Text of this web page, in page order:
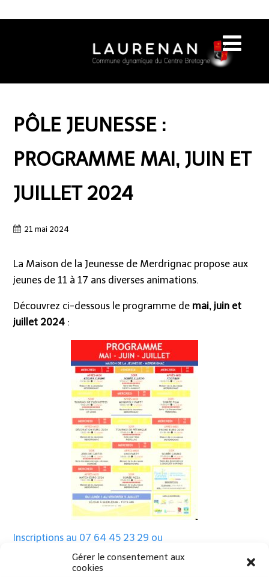
Gérer le consentement aux
cookies
PÔLE JEUNESSE :
PROGRAMME MAI, JUIN ET
JUILLET 2024
21 mai 2024
La Maison de la Jeunesse de Merdrignac propose aux
jeunes de 11 à 17 ans diverses animations.
Découvrez ci-dessous le programme de mai, juin et
juillet 2024:
Inscriptions au 07 64 45 23 29 ou
afrmerdrignac.jeunesse@gmail.fr auprès de Quentin
Le Verger, animateur.